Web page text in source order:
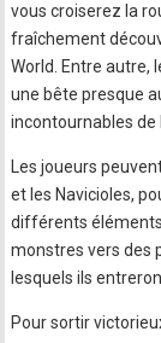
vous croiserez la
fraîchement
World. Entre autre,
une bête presque
incontournables de
Les joueurs
et les Navicioles,
différents
monstres vers des
lesquels ils
Pour sortir